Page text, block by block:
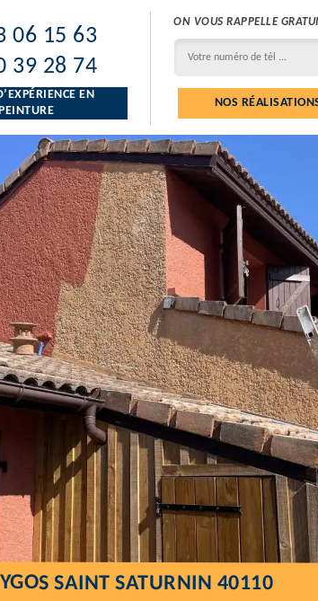
06 15 63
39 28 74
EN
ON VOUS RAPPELLE
NOS
SAINT SATURNIN 40110